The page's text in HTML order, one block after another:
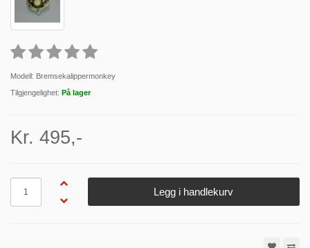
Modell: Bremsekalippermonkey
Tilgjengelighet: På lager
Kr. 495,-
Legg i handlekurv